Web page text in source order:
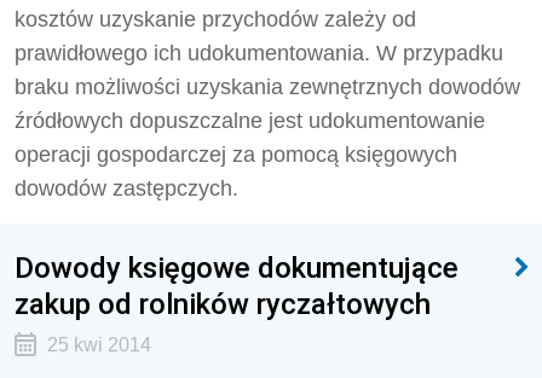
kosztów uzyskanie przychodów zależy od
prawidłowego ich udokumentowania. W przypadku
braku możliwości uzyskania zewnętrznych dowodów
źródłowych dopuszczalne jest udokumentowanie
operacji gospodarczej za pomocą księgowych
dowodów zastępczych.
Dowody księgowe dokumentujące
zakup od rolników ryczałtowych
25 kwi 2014